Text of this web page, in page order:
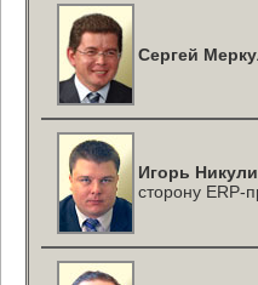
Сергей
Игорь
сторону ERP-